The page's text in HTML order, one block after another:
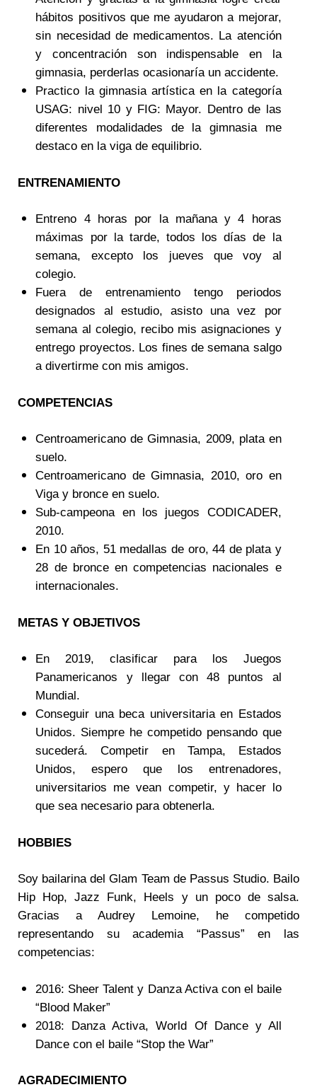
hábitos positivos que me ayudaron a mejorar,
sin necesidad de medicamentos. La atención
y concentración son indispensable en la
gimnasia, perderlas ocasionaría un accidente.
Practico la gimnasia artística en la categoría
USAG: nivel 10 y FIG: Mayor. Dentro de las
diferentes modalidades de la gimnasia me
destaco en la viga de equilibrio.
ENTRENAMIENTO
Entreno 4 horas por la mañana y 4 horas
máximas por la tarde, todos los días de la
semana, excepto los jueves que voy al
colegio.
Fuera de entrenamiento tengo periodos
designados al estudio, asisto una vez por
semana al colegio, recibo mis asignaciones y
entrego proyectos. Los fines de semana salgo
a divertirme con mis amigos.
COMPETENCIAS
Centroamericano de Gimnasia, 2009, plata en
suelo.
Centroamericano de Gimnasia, 2010, oro en
Viga y bronce en suelo.
Sub-campeona en los juegos CODICADER,
2010.
En 10 años, 51 medallas de oro, 44 de plata y
28 de bronce en competencias nacionales e
internacionales.
METAS Y OBJETIVOS
En 2019, clasificar para los Juegos
Panamericanos y llegar con 48 puntos al
Mundial.
Conseguir una beca universitaria en Estados
Unidos. Siempre he competido pensando que
sucederá. Competir en Tampa, Estados
Unidos, espero que los entrenadores,
universitarios me vean competir, y hacer lo
que sea necesario para obtenerla.
HOBBIES
Soy bailarina del Glam Team de Passus Studio. Bailo
Hip Hop, Jazz Funk, Heels y un poco de salsa.
Gracias a Audrey Lemoine, he competido
representando su academia “Passus” en las
competencias:
2016: Sheer Talent y Danza Activa con el baile
“Blood Maker”
2018: Danza Activa, World Of Dance y All
Dance con el baile “Stop the War”
AGRADECIMIENTO